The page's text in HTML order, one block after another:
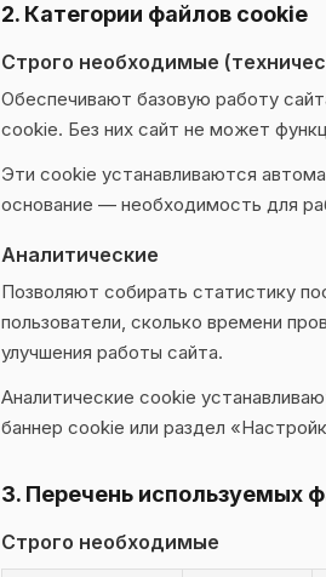
2. Категории файлов cookie
Строго необходимые
Обеспечивают базовую работу
cookie. Без них сайт не может
Эти cookie устанавливаются
основание — необходимость для
Аналитические
Позволяют собирать статистику
пользователи, сколько времени
улучшения работы сайта.
Аналитические cookie
баннер cookie или раздел
3. Перечень используемых
Строго необходимые